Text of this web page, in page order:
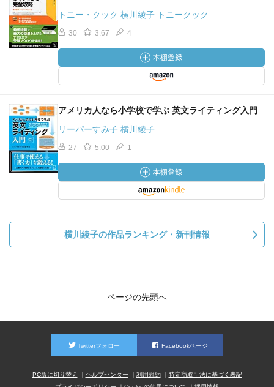
トニー・クック 横川綾子 トニークック
30 3.67 4
アメリカ人なら小学校で学ぶ 英文ライティング入門
リーパーすみ子 横川綾子
27 5.00 1
横川綾子の作品ランキング・新刊情報
ページの先頭へ
Twitterフォロー Facebookページ
PC版に切り替え ヘルプセンター 利用規約
特定商取引法に基づく表記